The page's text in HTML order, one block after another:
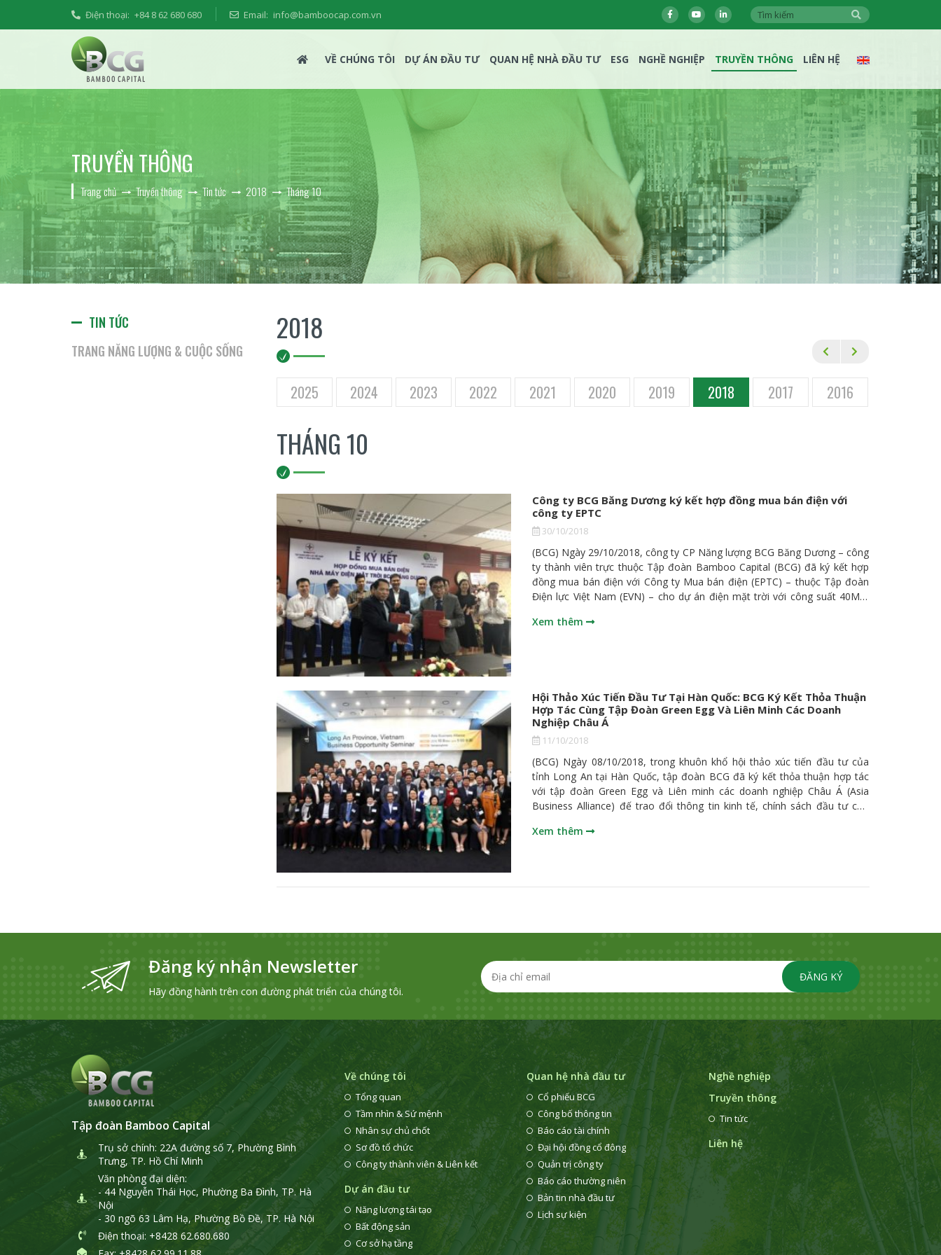
Điện thoại: +84 8 62 680 680 Email: info@bamboocap.com.vn
VỀ CHÚNG TÔI DỰ ÁN ĐẦU TƯ QUAN HỆ NHÀ ĐẦU TƯ ESG NGHỀ NGHIỆP TRUYỀN THÔNG LIÊN HỆ
TRUYỀN THÔNG
Trang chủ Truyền thông Tin tức 2018 Tháng 10
2018
2025 2024 2023 2022 2021 2020 2019 2018 2017 2016
THÁNG 10
Công ty BCG Băng Dương ký kết hợp đồng mua bán điện với
công ty EPTC
30/10/2018
(BCG) Ngày 29/10/2018, công ty CP Năng lượng BCG Băng Dương – công
ty thành viên trực thuộc Tập đoàn Bamboo Capital (BCG) đã ký kết hợp
đồng mua bán điện với Công ty Mua bán điện (EPTC) – thuộc Tập đoàn
Điện lực Việt Nam (EVN) – cho dự án điện mặt trời với công suất 40MW
Long An do Công ty CP Năng lượng BCG Băng Dương (BCG Băng Dương)
Xem thêm
Hội Thảo Xúc Tiến Đầu Tư Tại Hàn Quốc: BCG Ký Kết Thỏa Thuận
Hợp Tác Cùng Tập Đoàn Green Egg Và Liên Minh Các Doanh
Nghiệp Châu Á
11/10/2018
(BCG) Ngày 08/10/2018, trong khuôn khổ hội thảo xúc tiến đầu tư của
tỉnh Long An tại Hàn Quốc, tập đoàn BCG đã ký kết thỏa thuận hợp tác
với tập đoàn Green Egg và Liên minh các doanh nghiệp Châu Á (Asia
Business Alliance) đế trao đổi thông tin kinh tế, chính sách đầu tư của
thương mại đầu tư vào Long An cho các doanh nghiệp Hàn Quốc. Hội
Xem thêm
TIN TỨC
TRANG NĂNG LƯỢNG & CUỘC SỐNG
Đăng ký nhận Newsletter
Hãy đồng hành trên con đường phát triển của chúng tôi.
ĐĂNG KÝ
Tập đoàn Bamboo Capital
Trụ sở chính: 22A đường số 7, Phường Bình
Trưng, TP. Hồ Chí Minh
Văn phòng đại diện:
- 44 Nguyễn Thái Học, Phường Ba Đình, TP. Hà
Nội
- 30 ngõ 63 Lâm Hạ, Phường Bồ Đề, TP. Hà Nội
Điện thoại: +8428 62.680.680
Về chúng tôi
Tổng quan
Tầm nhìn & Sứ mệnh
Nhân sự chủ chốt
Sơ đồ tổ chức
Công ty thành viên & Liên kết
Dự án đầu tư
Năng lượng tái tạo
Bất động sản
Cơ sở hạ tầng
Quan hệ nhà đầu tư
Cổ phiếu BCG
Công bố thông tin
Báo cáo tài chính
Đại hội đồng cổ đông
Quản trị công ty
Báo cáo thường niên
Bản tin nhà đầu tư
Lịch sự kiện
Nghề nghiệp
Truyền thông
Tin tức
Liên hệ